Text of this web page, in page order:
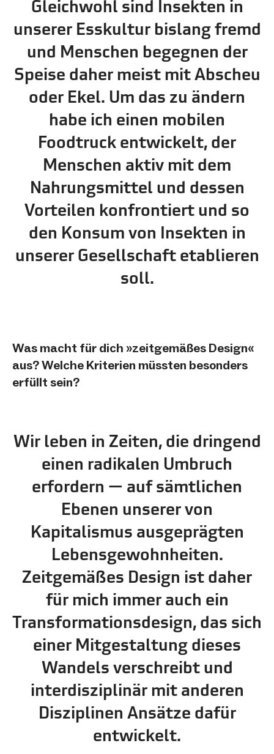
Gleichwohl sind Insekten in
unserer Esskultur bislang fremd
und Menschen begegnen der
Speise daher meist mit Abscheu
oder Ekel. Um das zu ändern
habe ich einen mobilen
Foodtruck entwickelt, der
Menschen aktiv mit dem
Nahrungsmittel und dessen
Vorteilen konfrontiert und so
den Konsum von Insekten in
unserer Gesellschaft etablieren
soll.
Was macht für dich »zeitgemäßes Design«
aus? Welche Kriterien müssten besonders
erfüllt sein?
Wir leben in Zeiten, die dringend
einen radikalen Umbruch
erfordern — auf sämtlichen
Ebenen unserer von
Kapitalismus ausgeprägten
Lebensgewohnheiten.
Zeitgemäßes Design ist daher
für mich immer auch ein
Transformationsdesign, das sich
einer Mitgestaltung dieses
Wandels verschreibt und
interdisziplinär mit anderen
Disziplinen Ansätze dafür
entwickelt.